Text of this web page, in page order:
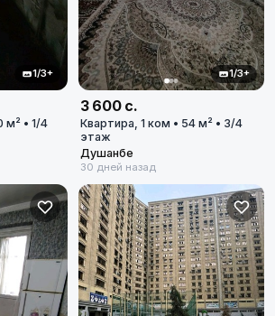
1/3+
м² • 1/4
1/3+
3 600 с.
Квартира, 1 ком • 54 м² • 3/4
этаж
Душанбе
30 дней назад